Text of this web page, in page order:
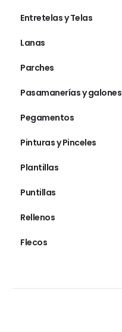
Entretelas y Telas
Lanas
Parches
Pasamanerías y galones
Pegamentos
Pinturas y Pinceles
Plantillas
Puntillas
Rellenos
Flecos